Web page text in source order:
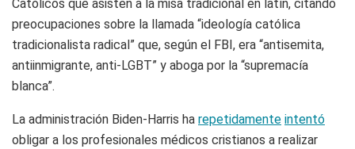
Católicos que asisten a la misa tradicional en latín, citando
preocupaciones sobre la llamada “ideología católica
tradicionalista radical” que, según el FBI, era “antisemita,
antiinmigrante, anti-LGBT” y aboga por la “supremacía
blanca”.
La administración Biden-Harris ha repetidamente intentó
obligar a los profesionales médicos cristianos a realizar